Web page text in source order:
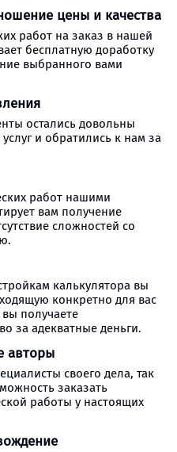
цены и качества
работ на заказ в нашей
бесплатную доработку
выбранного вами
остались довольны
и обратились к нам за
работ нашими
вам получение
сложностей со
калькулятора вы
конкретно для вас
получаете
за адекватные деньги.
авторы
своего дела, так
заказать
работы у настоящих